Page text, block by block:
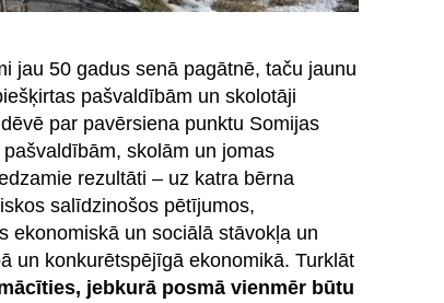
jau 50 gadus senā pagātnē, taču jaunu
pašvaldībām un skolotāji
par pavērsiena punktu Somijas
skolām un jomas
rezultāti – uz katra bērna
salīdzinošos pētījumos,
ekonomiskā un sociālā stāvokļa un
un konkurētspējīgā ekonomikā. Turklāt
jebkurā posmā vienmēr būtu